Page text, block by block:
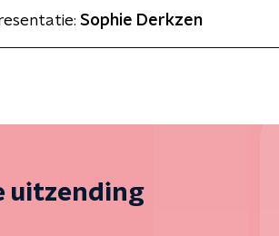
Sophie Derkzen
uitzending